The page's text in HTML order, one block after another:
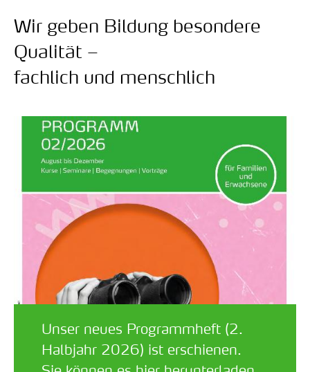
Wir geben Bildung besondere
Qualität –
fachlich und menschlich
Unser neues Programmheft (2.
Halbjahr 2026) ist erschienen.